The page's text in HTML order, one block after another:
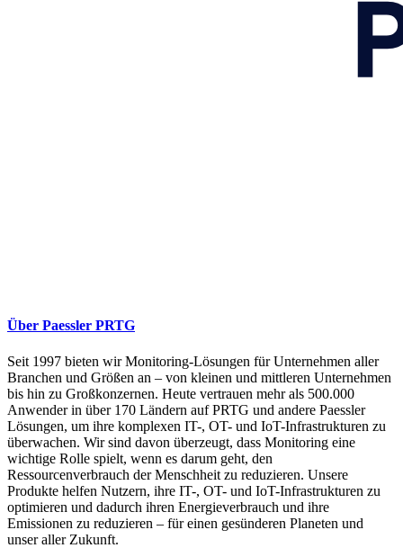
Über Paessler PRTG
Seit 1997 bieten wir Monitoring-Lösungen für Unternehmen aller
Branchen und Größen an – von kleinen und mittleren Unternehmen
bis hin zu Großkonzernen. Heute vertrauen mehr als 500.000
Anwender in über 170 Ländern auf PRTG und andere Paessler
Lösungen, um ihre komplexen IT-, OT- und IoT-Infrastrukturen zu
überwachen. Wir sind davon überzeugt, dass Monitoring eine
wichtige Rolle spielt, wenn es darum geht, den
Ressourcenverbrauch der Menschheit zu reduzieren. Unsere
Produkte helfen Nutzern, ihre IT-, OT- und IoT-Infrastrukturen zu
optimieren und dadurch ihren Energieverbrauch und ihre
Emissionen zu reduzieren – für einen gesünderen Planeten und
unser aller Zukunft.